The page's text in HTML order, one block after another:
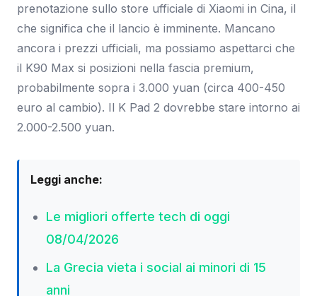
prenotazione sullo store ufficiale di Xiaomi in Cina, il
che significa che il lancio è imminente. Mancano
ancora i prezzi ufficiali, ma possiamo aspettarci che
il K90 Max si posizioni nella fascia premium,
probabilmente sopra i 3.000 yuan (circa 400-450
euro al cambio). Il K Pad 2 dovrebbe stare intorno ai
2.000-2.500 yuan.
Leggi anche:
Le migliori offerte tech di oggi
08/04/2026
La Grecia vieta i social ai minori di 15
anni